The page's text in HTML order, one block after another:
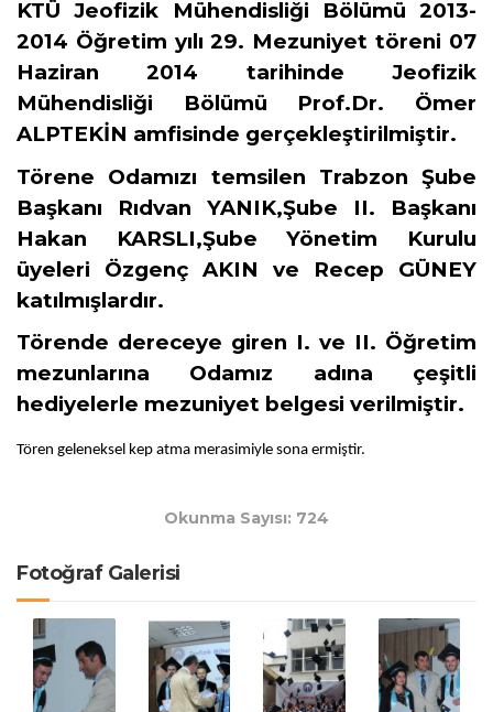
KTÜ Jeofizik Mühendisliği Bölümü 2013-
2014 Öğretim yılı 29. Mezuniyet töreni 07
Haziran 2014 tarihinde Jeofizik
Mühendisliği Bölümü Prof.Dr. Ömer
ALPTEKİN amfisinde gerçekleştirilmiştir.
Törene Odamızı temsilen Trabzon Şube
Başkanı Rıdvan YANIK,Şube II. Başkanı
Hakan KARSLI,Şube Yönetim Kurulu
üyeleri Özgenç AKIN ve Recep GÜNEY
katılmışlardır.
Törende dereceye giren I. ve II. Öğretim
mezunlarına Odamız adına çeşitli
hediyelerle mezuniyet belgesi verilmiştir.
Tören geleneksel kep atma merasimiyle sona ermiştir.
Okunma Sayısı: 724
Fotoğraf Galerisi